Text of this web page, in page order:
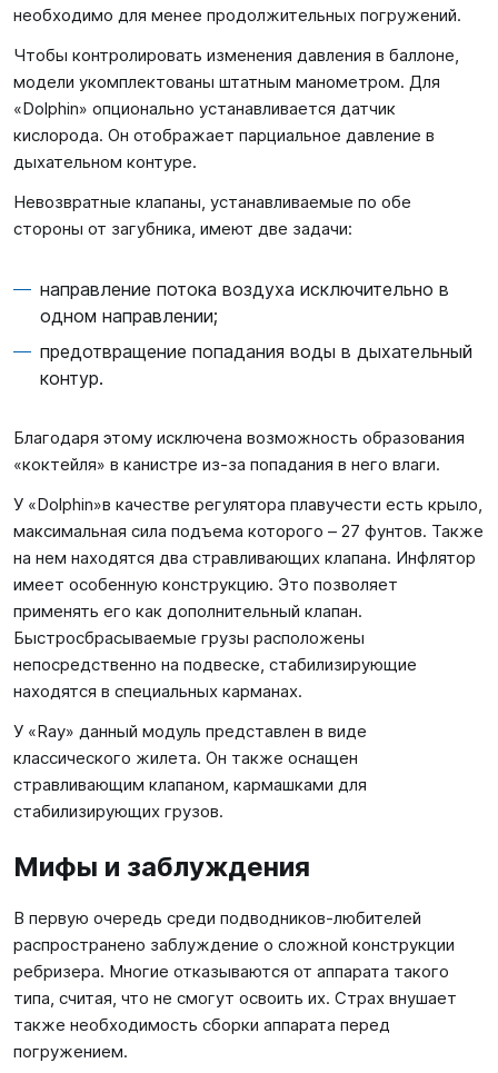
необходимо для менее продолжительных погружений.
Чтобы контролировать изменения давления в баллоне,
модели укомплектованы штатным манометром. Для
«Dolphin» опционально устанавливается датчик
кислорода. Он отображает парциальное давление в
дыхательном контуре.
Невозвратные клапаны, устанавливаемые по обе
стороны от загубника, имеют две задачи:
направление потока воздуха исключительно в
одном направлении;
предотвращение попадания воды в дыхательный
контур.
Благодаря этому исключена возможность образования
«коктейля» в канистре из-за попадания в него влаги.
У «Dolphin»в качестве регулятора плавучести есть крыло,
максимальная сила подъема которого – 27 фунтов. Также
на нем находятся два стравливающих клапана. Инфлятор
имеет особенную конструкцию. Это позволяет
применять его как дополнительный клапан.
Быстросбрасываемые грузы расположены
непосредственно на подвеске, стабилизирующие
находятся в специальных карманах.
У «Ray» данный модуль представлен в виде
классического жилета. Он также оснащен
стравливающим клапаном, кармашками для
стабилизирующих грузов.
Мифы и заблуждения
В первую очередь среди подводников-любителей
распространено заблуждение о сложной конструкции
ребризера. Многие отказываются от аппарата такого
типа, считая, что не смогут освоить их. Страх внушает
также необходимость сборки аппарата перед
погружением.